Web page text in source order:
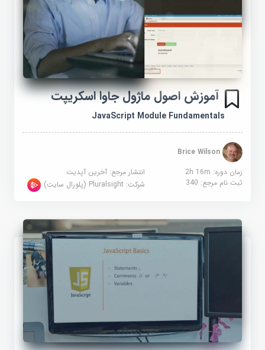
آموزش اصول ماژول جاوا اسکریپت
JavaScript Module Fundamentals
Brice Wilson
زمان دوره: 2h 16m
انتشار مرجع:آخرین آپدیت
ثبت نام مرجع:340 شرکت:Pluralsight (پلورال سایت)